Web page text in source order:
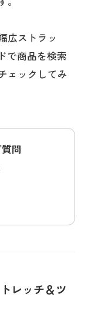
広ストラッ
で商品を検索
ェックしてみ
問
レッチ＆ツ